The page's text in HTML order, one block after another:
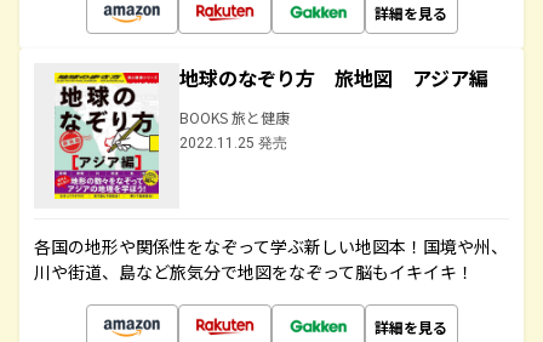
詳細を見る
地球のなぞり方 旅地図 アジア編
BOOKS 旅と健康
2022.11.25 発売
各国の地形や関係性をなぞって学ぶ新しい地図本！国境や州、
川や街道、島など旅気分で地図をなぞって脳もイキイキ！
詳細を見る